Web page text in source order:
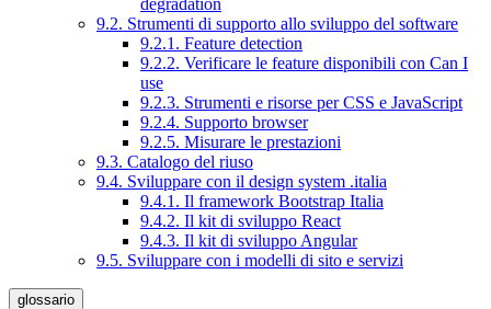
degradation
9.2. Strumenti di supporto allo sviluppo del software
9.2.1. Feature detection
9.2.2. Verificare le feature disponibili con Can I
use
9.2.3. Strumenti e risorse per CSS e JavaScript
9.2.4. Supporto browser
9.2.5. Misurare le prestazioni
9.3. Catalogo del riuso
9.4. Sviluppare con il design system .italia
9.4.1. Il framework Bootstrap Italia
9.4.2. Il kit di sviluppo React
9.4.3. Il kit di sviluppo Angular
9.5. Sviluppare con i modelli di sito e servizi
glossario